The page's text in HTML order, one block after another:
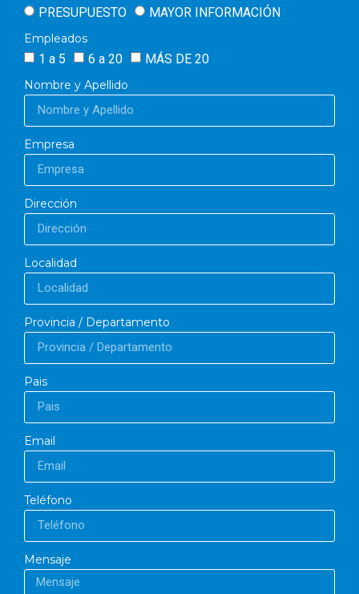
PRESUPUESTO MAYOR INFORMACIÓN
Empleados
1 a 5 6 a 20 MÁS DE 20
Nombre y Apellido
Empresa
Dirección
Localidad
Provincia / Departamento
Pais
Email
Teléfono
Mensaje